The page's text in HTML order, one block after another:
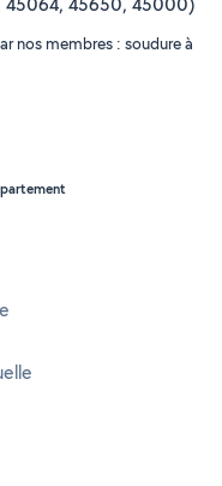
nos membres : soudure à